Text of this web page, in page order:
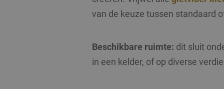
van de keuze tussen standaard
Beschikbare ruimte: dit sluit
in een kelder, of op diverse
Naam
_ga
Domein
fp_user_id